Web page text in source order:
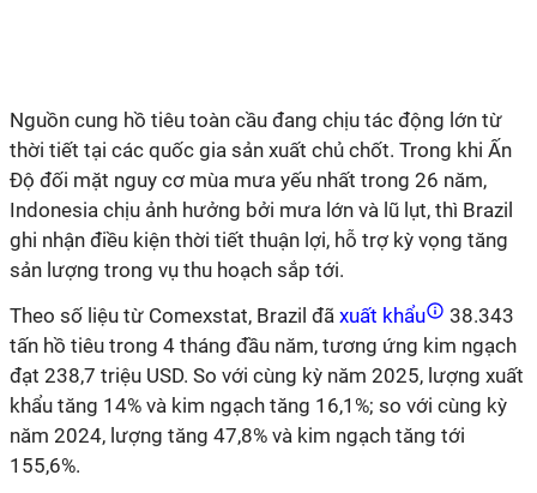
Nguồn cung hồ tiêu toàn cầu đang chịu tác động lớn từ
thời tiết tại các quốc gia sản xuất chủ chốt. Trong khi Ấn
Độ đối mặt nguy cơ mùa mưa yếu nhất trong 26 năm,
Indonesia chịu ảnh hưởng bởi mưa lớn và lũ lụt, thì Brazil
ghi nhận điều kiện thời tiết thuận lợi, hỗ trợ kỳ vọng tăng
sản lượng trong vụ thu hoạch sắp tới.
Theo số liệu từ Comexstat, Brazil đã xuất khẩu
38.343
tấn hồ tiêu trong 4 tháng đầu năm, tương ứng kim ngạch
đạt 238,7 triệu USD. So với cùng kỳ năm 2025, lượng xuất
khẩu tăng 14% và kim ngạch tăng 16,1%; so với cùng kỳ
năm 2024, lượng tăng 47,8% và kim ngạch tăng tới
155,6%.